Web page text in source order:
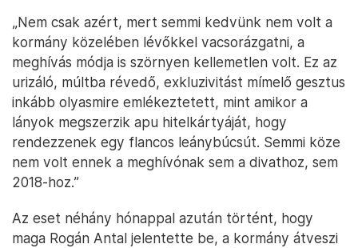
„Nem csak azért, mert semmi kedvünk nem volt a
kormány közelében lévőkkel vacsorázgatni, a
meghívás módja is szörnyen kellemetlen volt. Ez az
urizáló, múltba révedő, exkluzivitást mímelő gesztus
inkább olyasmire emlékeztetett, mint amikor a
lányok megszerzik apu hitelkártyáját, hogy
rendezzenek egy flancos leánybúcsút. Semmi köze
nem volt ennek a meghívónak sem a divathoz, sem
2018-hoz.”
Az eset néhány hónappal azután történt, hogy
maga Rogán Antal jelentette be, a kormány átveszi